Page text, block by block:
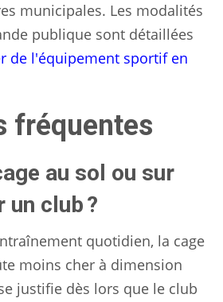
municipales. Les modalités
publique sont détaillées
de l'équipement sportif en
fréquentes
au sol ou sur
un club ?
quotidien, la cage
moins cher à dimension
justifie dès lors que le club